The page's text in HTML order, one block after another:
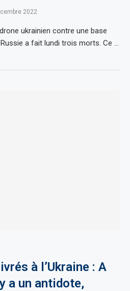
2022
ukrainien contre une base
a fait lundi trois morts. Ce …
à l’Ukraine : A
a un antidote,